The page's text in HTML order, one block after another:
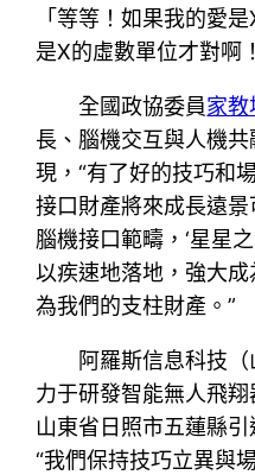
「等等！如果我的愛
是X的虛數單位才對啊
全國政協委員家教
長、腦機交互與人機
現，“有了好的技巧和
接口財產將來成長遠景
腦機接口範疇，‘星星
以疾速地落地，強大成
為我們的支柱財產。”
阿羅斯信息科技
力于研發智能無人飛
山東省日照市五蓮縣
“我們保持技巧立異與